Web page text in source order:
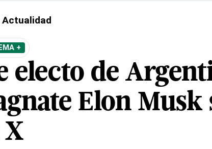
Actualidad
+
electo de
Elon Musk
X